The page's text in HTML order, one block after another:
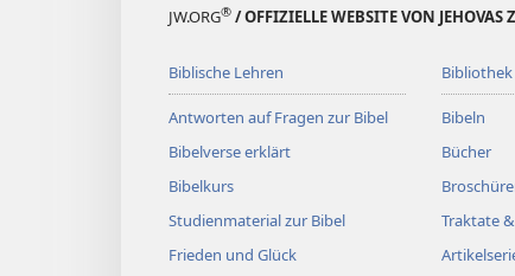
JW.ORG® / OFFIZIELLE WEBSITE VON JEHOVAS
Biblische Lehren
Antworten auf Fragen zur Bibel
Bibelverse erklärt
Bibelkurs
Studienmaterial zur Bibel
Frieden und Glück
Bibliothek
Bibeln
Bücher
Traktate